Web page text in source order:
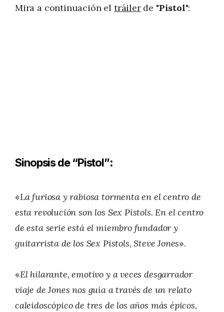
Mira a continuación el tráilerde "Pistol":
Sinopsis de “Pistol”:
«La furiosa y rabiosa tormenta en el centro de
esta revolución son los Sex Pistols. En el centro
de esta serie está el miembro fundador y
guitarrista de los Sex Pistols, Steve Jones».
«El hilarante, emotivo y a veces desgarrador
viaje de Jones nos guía a través de un relato
caleidoscópico de tres de los años más épicos,